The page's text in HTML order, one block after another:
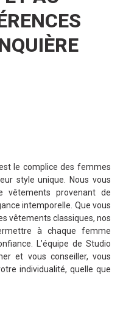
le complice des femmes
style unique. Nous vous
vêtements provenant de
intemporelle. Que vous
vêtements classiques, nos
à chaque femme
L’équipe de Studio
et vous conseiller, vous
individualité, quelle que